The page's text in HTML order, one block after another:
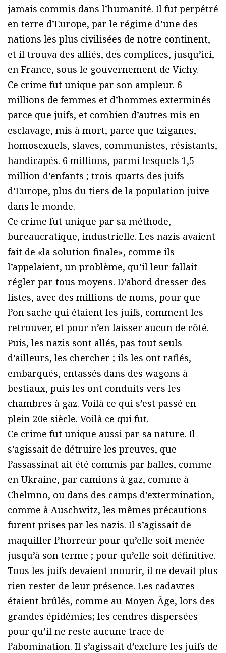
jamais commis dans l’humanité. Il fut perpétré
en terre d’Europe, par le régime d’une des
nations les plus civilisées de notre continent,
et il trouva des alliés, des complices, jusqu’ici,
en France, sous le gouvernement de Vichy.
Ce crime fut unique par son ampleur. 6
millions de femmes et d’hommes exterminés
parce que juifs, et combien d’autres mis en
esclavage, mis à mort, parce que tziganes,
homosexuels, slaves, communistes, résistants,
handicapés. 6 millions, parmi lesquels 1,5
million d’enfants ; trois quarts des juifs
d’Europe, plus du tiers de la population juive
dans le monde.
Ce crime fut unique par sa méthode,
bureaucratique, industrielle. Les nazis avaient
fait de «la solution finale», comme ils
l’appelaient, un problème, qu’il leur fallait
régler par tous moyens. D’abord dresser des
listes, avec des millions de noms, pour que
l’on sache qui étaient les juifs, comment les
retrouver, et pour n’en laisser aucun de côté.
Puis, les nazis sont allés, pas tout seuls
d’ailleurs, les chercher ; ils les ont raflés,
embarqués, entassés dans des wagons à
bestiaux, puis les ont conduits vers les
chambres à gaz. Voilà ce qui s’est passé en
plein 20e siècle. Voilà ce qui fut.
Ce crime fut unique aussi par sa nature. Il
s’agissait de détruire les preuves, que
l’assassinat ait été commis par balles, comme
en Ukraine, par camions à gaz, comme à
Chelmno, ou dans des camps d’extermination,
comme à Auschwitz, les mêmes précautions
furent prises par les nazis. Il s’agissait de
maquiller l’horreur pour qu’elle soit menée
jusqu’à son terme ; pour qu’elle soit définitive.
Tous les juifs devaient mourir, il ne devait plus
rien rester de leur présence. Les cadavres
étaient brûlés, comme au Moyen Âge, lors des
grandes épidémies; les cendres dispersées
pour qu’il ne reste aucune trace de
l’abomination. Il s’agissait d’exclure les juifs de